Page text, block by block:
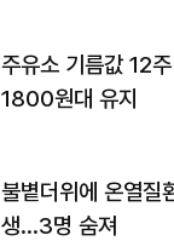
주유소 기름값 12
1800원대 유지
불볕더위에 온열
생…3명 숨져